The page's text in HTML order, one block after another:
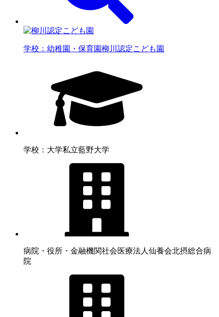
学校：幼稚園・保育園柳川認定こども園
学校：大学私立藍野大学
病院・役所・金融機関社会医療法人仙養会北摂総合病
院